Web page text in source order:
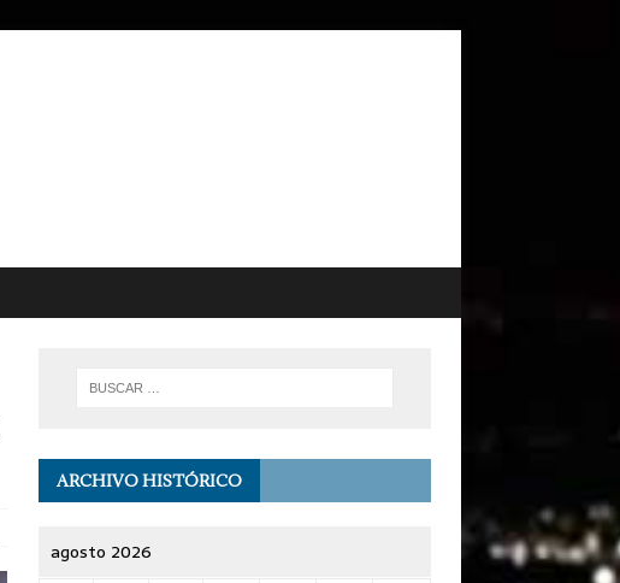
ARCHIVO HISTÓRICO
agosto 2026